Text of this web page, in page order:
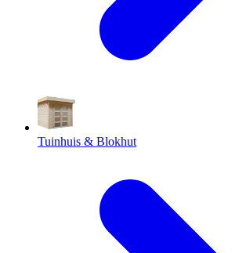
Tuinhuis & Blokhut